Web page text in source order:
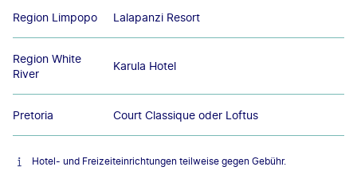
Region Limpopo Lalapanzi Resort
Region White
River
Karula Hotel
Pretoria Court Classique oder Loftus
Hotel- und Freizeiteinrichtungen teilweise gegen Gebühr.